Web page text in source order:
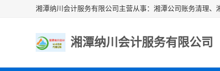
湘潭纳川会计服务有限公司